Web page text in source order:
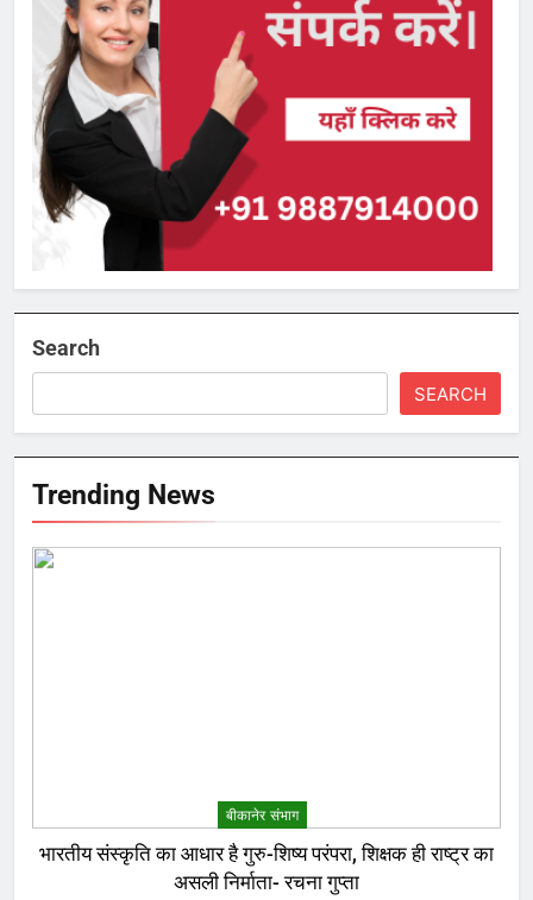
Search
SEARCH
Trending News
बीकानेर संभाग
भारतीय संस्कृति का आधार है गुरु-शिष्य परंपरा, शिक्षक ही राष्ट्र का
असली निर्माता- रचना गुप्ता